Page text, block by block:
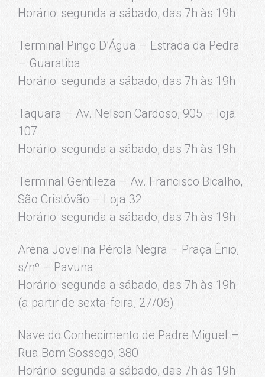
Horário: segunda a sábado, das 7h às 19h
Terminal Pingo D’Água – Estrada da Pedra
– Guaratiba
Horário: segunda a sábado, das 7h às 19h
Taquara – Av. Nelson Cardoso, 905 – loja
107
Horário: segunda a sábado, das 7h às 19h
Terminal Gentileza – Av. Francisco Bicalho,
São Cristóvão – Loja 32
Horário: segunda a sábado, das 7h às 19h
Arena Jovelina Pérola Negra – Praça Ênio,
s/nº – Pavuna
Horário: segunda a sábado, das 7h às 19h
(a partir de sexta-feira, 27/06)
Nave do Conhecimento de Padre Miguel –
Rua Bom Sossego, 380
Horário: segunda a sábado, das 7h às 19h